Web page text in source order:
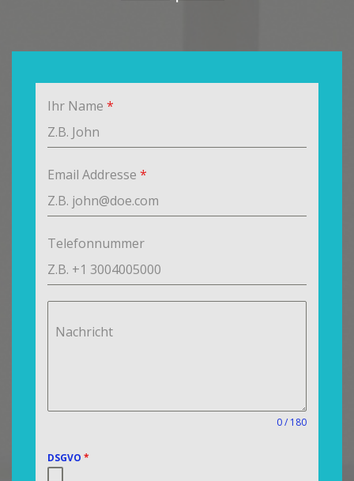
Ihr Name *
Email Addresse *
Telefonnummer
Nachricht
0 / 180
DSGVO *